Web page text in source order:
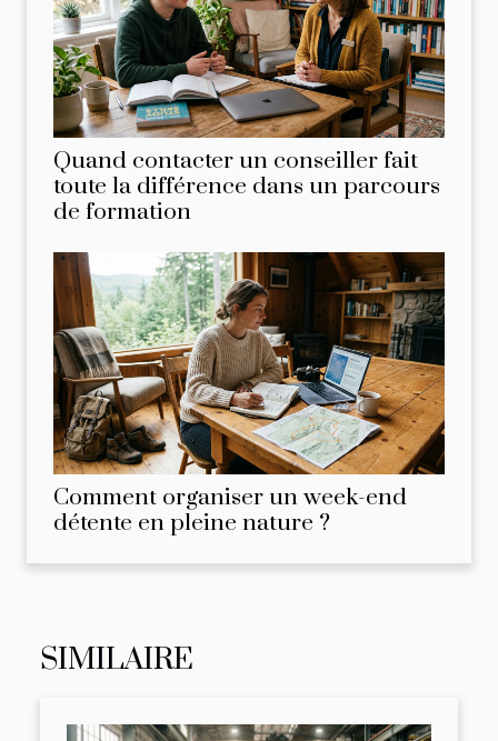
Quand contacter un conseiller fait
toute la différence dans un parcours
de formation
Comment organiser un week-end
détente en pleine nature ?
SIMILAIRE